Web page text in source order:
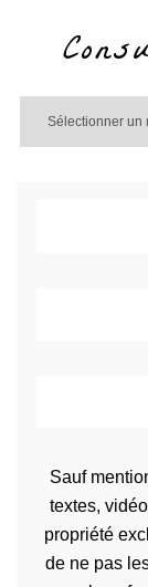
Sauf
textes,
propriété
de ne pas